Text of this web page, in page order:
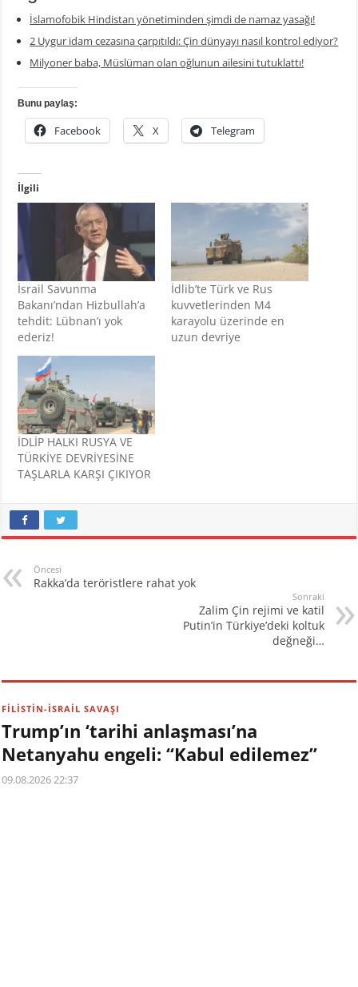
İslamofobik Hindistan yönetiminden şimdi de namaz yasağı!
2 Uygur idam cezasına çarpıtıldı: Çin dünyayı nasıl kontrol ediyor?
Milyoner baba, Müslüman olan oğlunun ailesini tutuklattı!
Bunu paylaş:
Facebook X Telegram
İlgili
İsrail Savunma
Bakanı’ndan Hizbullah’a
tehdit: Lübnan’ı yok
ederiz!
İdlib’te Türk ve Rus
kuvvetlerinden M4
karayolu üzerinde en
uzun devriye
İDLİP HALKI RUSYA VE
TÜRKİYE DEVRİYESİNE
TAŞLARLA KARŞI ÇIKIYOR
Öncesi
Rakka’da teröristlere rahat yok
Sonraki
Zalim Çin rejimi ve katil
Putin’in Türkiye’deki koltuk
değneği…
FİLİSTİN-İSRAİL SAVAŞI
Trump’ın ‘tarihi anlaşması’na
Netanyahu engeli: “Kabul edilemez”
09.08.2026 22:37